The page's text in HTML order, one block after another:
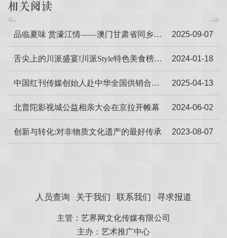
相关阅读
2025-09-07
品临夏味 赏濠江情——澳门甘肃省同乡会支持甘肃临夏县乡村振兴产品品介会在澳门圆满举办
2024-01-18
舌尖上的川派盛宴!川派Style特色美食榜单探店评审首发乐山!
2025-04-13
中国红刊传媒创始人赴中华全国供销合作总社声像中心调研
2024-06-02
北普陀影视城公益相亲大会在京拉开帷幕
2023-08-07
创新与转化:对非物质文化遗产的最好传承
人员查询 关于我们 联系我们 寻求报道
主管：艺界网文化传媒有限公司
主办：艺术推广中心